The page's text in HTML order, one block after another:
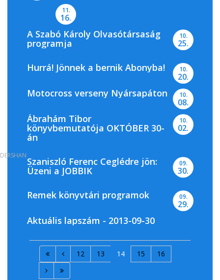
11.
16.
A Szabó Károly Olvasótársaság
programja
10.
25.
Hurrá! Jönnek a bernik Abonyba! 10.
20.
Motocross verseny Nyársapáton 10.
08.
Ábrahám Tibor
könyvbemutatója OKTÓBER 30-
án
10.
02.
Szaniszló Ferenc Ceglédre jön:
Üzeni a JOBBIK
09.
30.
Remek könyvtári programok 09.
29.
Aktuális lapszám - 2013-09-30
12 13 14 15 16
DERSHAN